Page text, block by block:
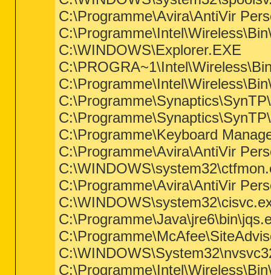
C:\Programme\Avira\AntiVir
C:\WINDOWS\Explorer.EXE
C:\Programme\Keyboard
C:\Programme\Avira\AntiVir
C:\Programme\Avira\AntiVir